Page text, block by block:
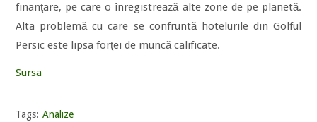
finanţare, pe care o înregistrează alte zone de pe planetă.
Alta problemă cu care se confruntă hotelurile din Golful
Persic este lipsa forţei de muncă calificate.
Sursa
Tags: Analize